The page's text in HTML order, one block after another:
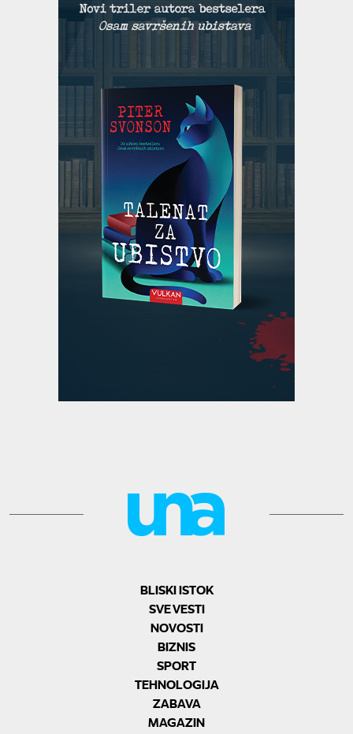
BLISKI ISTOK
SVE VESTI
NOVOSTI
BIZNIS
SPORT
TEHNOLOGIJA
ZABAVA
MAGAZIN